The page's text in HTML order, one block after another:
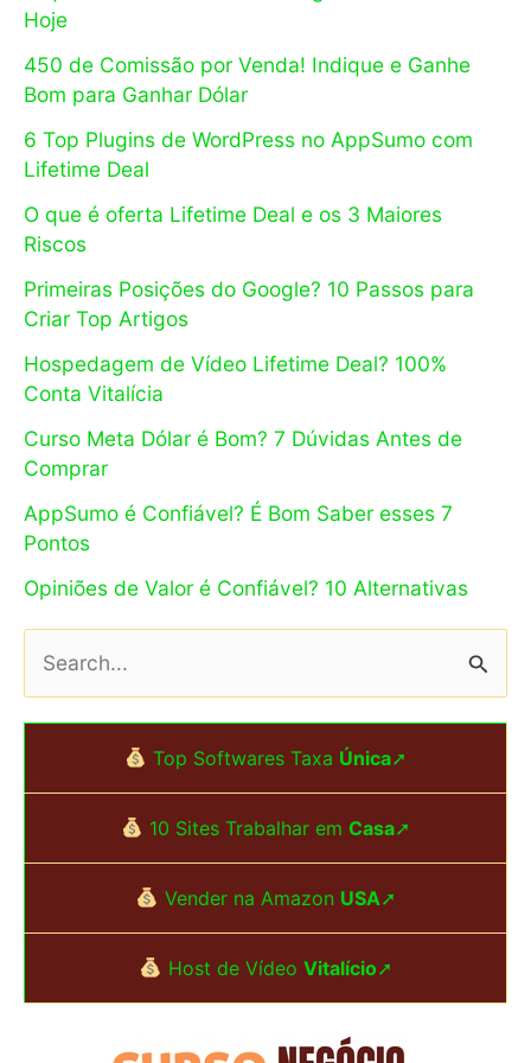
Hoje
450 de Comissão por Venda! Indique e Ganhe
Bom para Ganhar Dólar
6 Top Plugins de WordPress no AppSumo com
Lifetime Deal
O que é oferta Lifetime Deal e os 3 Maiores
Riscos
Primeiras Posições do Google? 10 Passos para
Criar Top Artigos
Hospedagem de Vídeo Lifetime Deal? 100%
Conta Vitalícia
Curso Meta Dólar é Bom? 7 Dúvidas Antes de
Comprar
AppSumo é Confiável? É Bom Saber esses 7
Pontos
Opiniões de Valor é Confiável? 10 Alternativas
s
a
p
Top Softwares Taxa Única➚
10 Sites Trabalhar emCasa➚
Vender na Amazon USA➚
Host de Vídeo Vitalício➚